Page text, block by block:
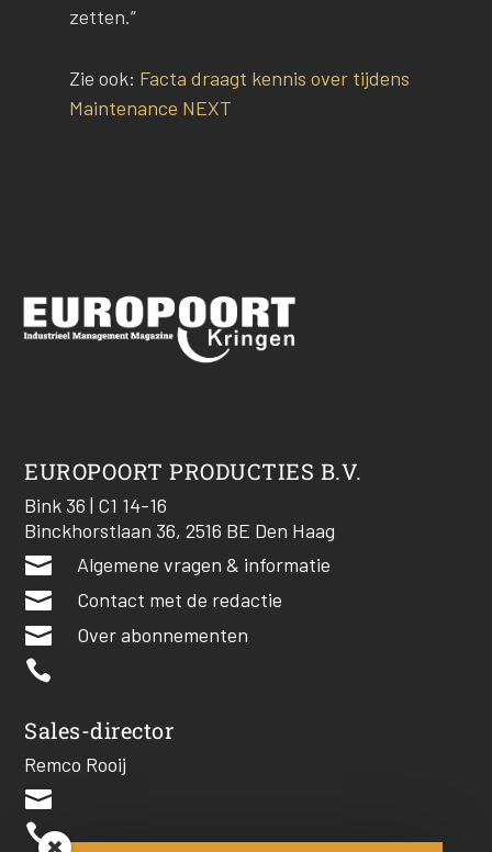
zetten.”
Zie ook: Facta draagt kennis over tijdens
Maintenance NEXT
EUROPOORT PRODUCTIES B.V.
Bink 36 | C1 14-16
Binckhorstlaan 36, 2516 BE Den Haag
 Algemene vragen & informatie
 Contact met de redactie
 Over abonnementen

Sales-director
Remco Rooij

